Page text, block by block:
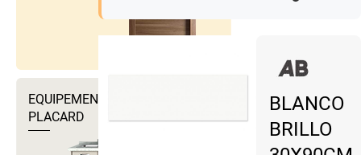
EQUIPEMENTS DRESSING ET
PLACARD
BLANCO
BRILLO